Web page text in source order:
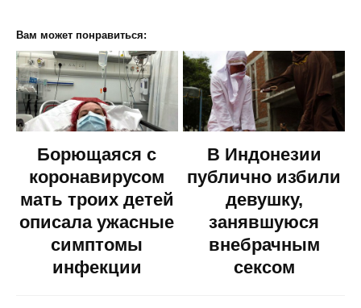
Вам может понравиться:
Борющаяся с
коронавирусом
мать троих детей
описала ужасные
симптомы
инфекции
В Индонезии
публично избили
девушку,
занявшуюся
внебрачным
сексом